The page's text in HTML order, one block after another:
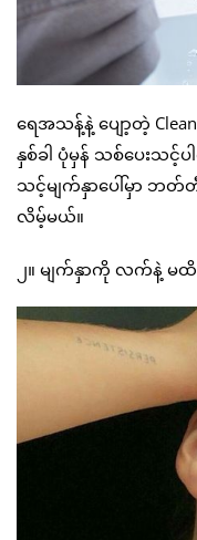
ရေအသန့်နဲ့ ပျော့တဲ့
နှစ်ခါ ပုံမှန် သစ်ပေးသ
သင့်မျက်နှာပေါ်မှာ ဘတ်တီ
လိမ့်မယ်။
၂။ မျက်နှာကို လက်နဲ့ မထိ